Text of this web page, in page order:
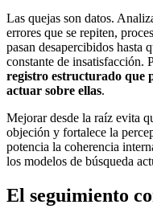
Las quejas son datos.
errores que se repiten,
pasan desapercibidos hasta
constante de insatisfacción.
registro estructurado que
actuar sobre ellas.
Mejorar desde la raíz evita
objeción y fortalece la
potencia la coherencia
los modelos de búsqueda
El seguimiento